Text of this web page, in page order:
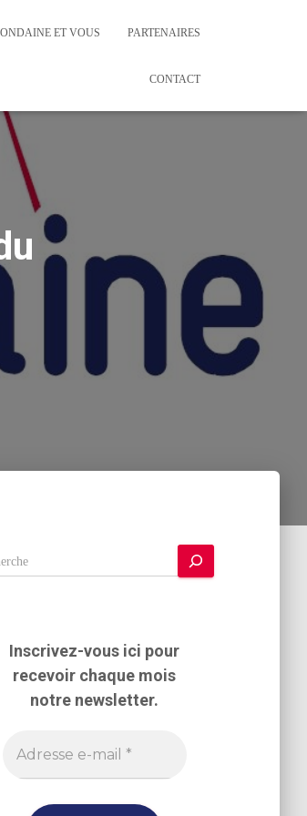
ET VOUS PARTENAIRES
CONTACT
Inscrivez-vous ici pour
recevoir chaque mois
notre newsletter.